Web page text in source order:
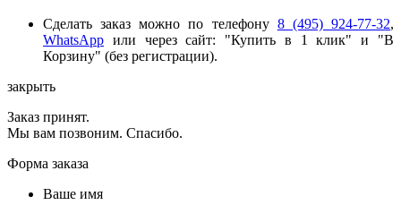
Сделать заказ можно по телефону 8 (495) 924-77-32,
WhatsApp или через сайт: "Купить в 1 клик" и "В
Корзину" (без регистрации).
закрыть
Заказ принят.
Мы вам позвоним. Спасибо.
Форма заказа
Ваше имя